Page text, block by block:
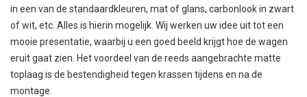
in een van de standaardkleuren, mat of glans, carbonlook in zwart
of wit, etc. Alles is hierin mogelijk. Wij werken uw idee uit tot een
mooie presentatie, waarbij u een goed beeld krijgt hoe de wagen
eruit gaat zien. Het voordeel van de reeds aangebrachte matte
toplaag is de bestendigheid tegen krassen tijdens en na de
montage.